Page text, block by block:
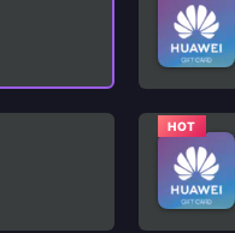
HOT